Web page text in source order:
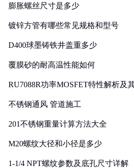
膨胀螺丝尺寸是多少
镀锌方管有哪些常见规格和型号
D400球墨铸铁井盖重多少
覆膜砂的耐高温性能如何
RU7088R功率MOSFET特性解析及
不锈钢通风 管道施工
201不锈钢重量计算方法大全
M20螺纹大径和小径是多少
1-1/4 NPT螺纹参数及底孔尺寸详解